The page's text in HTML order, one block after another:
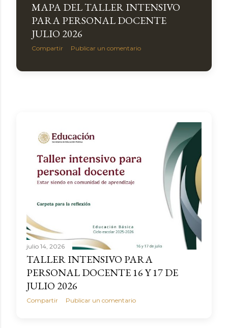
MAPA DEL TALLER INTENSIVO
PARA PERSONAL DOCENTE
JULIO 2026
Compartir Publicar un comentario
julio 14, 2026
TALLER INTENSIVO PARA
PERSONAL DOCENTE 16 Y 17 DE
JULIO 2026
Compartir Publicar un comentario